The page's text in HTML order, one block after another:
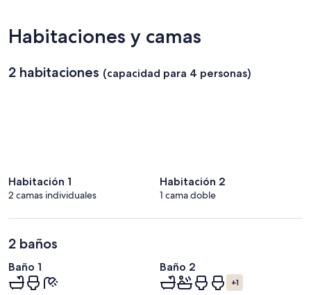
Golf
Faro)
Habitaciones y camas
2 habitaciones (capacidad para 4 personas)
Habitación 1
2 camas individuales
Habitación 2
1 cama doble
2 baños
Baño 1 Baño 2
+1